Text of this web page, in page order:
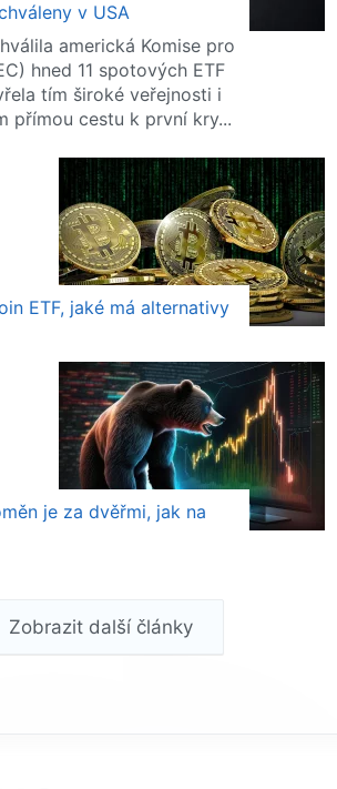
v USA
americká Komise pro
hned 11 spotových ETF
tím široké veřejnosti i
přímou cestu k první kry...
ETF, jaké má alternativy
je za dvěřmi, jak na
Zobrazit další články